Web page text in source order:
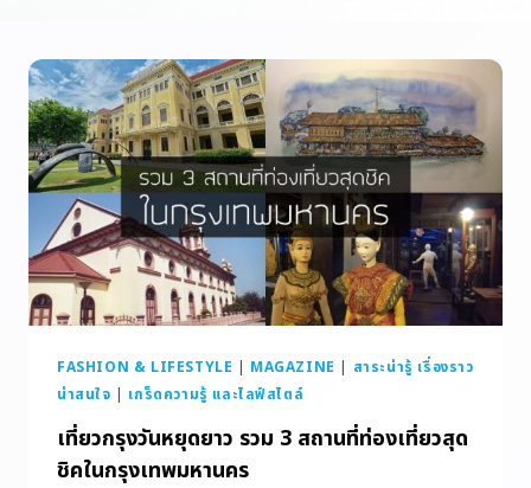
FASHION & LIFESTYLE | MAGAZINE | สาระน่ารู้ เรื่องราว
น่าสนใจ | เกร็ดความรู้ และไลฟ์สไตล์
เที่ยวกรุงวันหยุดยาว รวม 3 สถานที่ท่องเที่ยวสุด
ชิคในกรุงเทพมหานคร